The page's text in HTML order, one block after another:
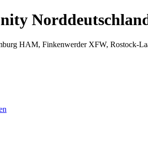
HAM, Finkenwerder XFW, Rostock-